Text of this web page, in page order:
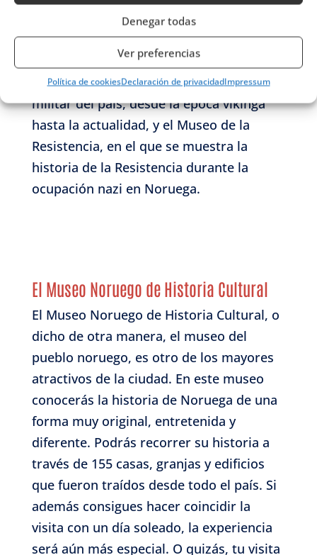
Denegar todas
Ver preferencias
Política de cookiesDeclaración de privacidadImpressum
En el interior de la edificación podrás
encontrar dos museos que merece la
pena visitar: el Museo de la Defensa, en el
que podrás descubrir toda la historia
militar del país, desde la época vikinga
hasta la actualidad, y el Museo de la
Resistencia, en el que se muestra la
historia de la Resistencia durante la
ocupación nazi en Noruega.
El Museo Noruego de Historia Cultural
El Museo Noruego de Historia Cultural, o
dicho de otra manera, el museo del
pueblo noruego, es otro de los mayores
atractivos de la ciudad. En este museo
conocerás la historia de Noruega de una
forma muy original, entretenida y
diferente. Podrás recorrer su historia a
través de 155 casas, granjas y edificios
que fueron traídos desde todo el país. Si
además consigues hacer coincidir la
visita con un día soleado, la experiencia
será aún más especial. O quizás, tu visita